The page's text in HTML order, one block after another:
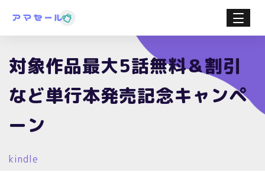
対象作品最大5話無料＆割引
など単行本発売記念キャンペ
ーン
kindle